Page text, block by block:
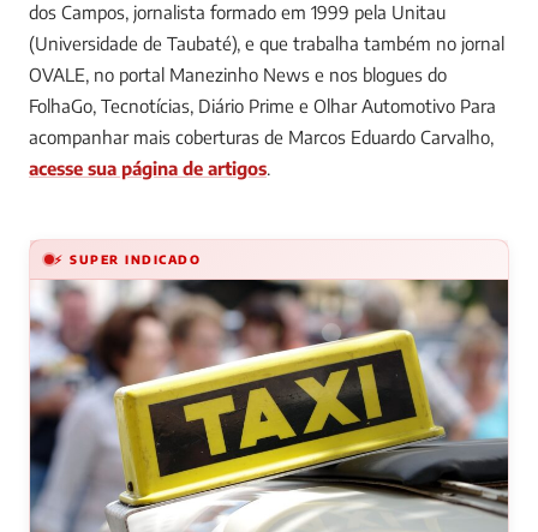
dos Campos, jornalista formado em 1999 pela Unitau
(Universidade de Taubaté), e que trabalha também no jornal
OVALE, no portal Manezinho News e nos blogues do
FolhaGo, Tecnotícias, Diário Prime e Olhar Automotivo Para
acompanhar mais coberturas de Marcos Eduardo Carvalho,
acesse sua página de artigos.
⚡ SUPER INDICADO